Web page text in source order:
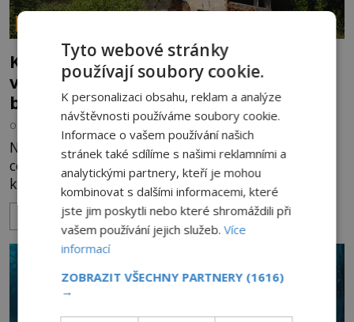
Kroky v prázdných chodbách a přízraky
v oknech: Nejděsivější domy v Česku
budí hrůzu
OD 2.8.2026
Nejsou to jen staré pověsti vyprávěné u ohně. Po
celé naší republice stojí domy, statky a zámky,
které mají pověst míst, kde se zjevují přízraky,
ozývají nevysvětlitelné zvuky nebo se dějí podivné
vysvětlení, záhadologové upozorňují, že některé
lokality vykazují nápadně podobná svědectví po
celé generace. A právě tato opakující se svědectví
ZOBRAZIT VÍCE
Tyto webové stránky
používají soubory cookie.
K personalizaci obsahu, reklam a analýze
návštěvnosti používáme soubory cookie.
Informace o vašem používání našich
stránek také sdílíme s našimi reklamními a
analytickými partnery, kteří je mohou
kombinovat s dalšími informacemi, které
jste jim poskytli nebo které shromáždili při
vašem používání jejich služeb.Více
informací
ZOBRAZIT VŠECHNY PARTNERY (1616)
→